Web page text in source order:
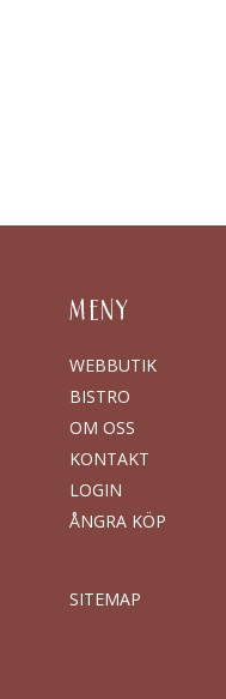
MENY
WEBBUTIK
BISTRO
OM OSS
KONTAKT
LOGIN
ÅNGRA KÖP
SITEMAP